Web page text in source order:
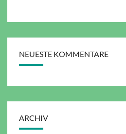
NEUESTE KOMMENTARE
ARCHIV